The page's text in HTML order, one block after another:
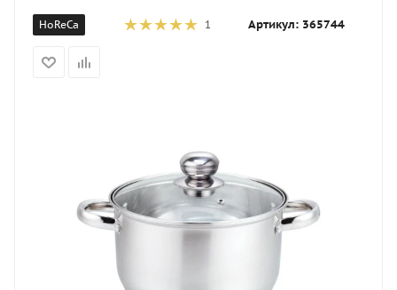
HoReCa 1 Артикул: 365744